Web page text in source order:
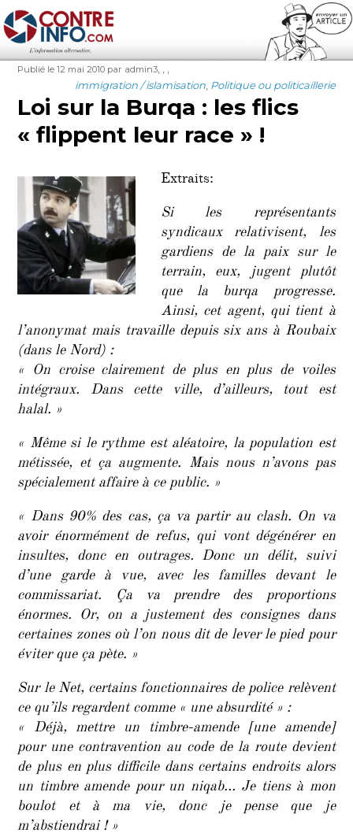
Contre-Info
Publié
Publié le 12 mai 2010 Auteur
par admin3
Catégories
immigration / islamisation, Politique ou politicaillerie
Étiquettes
Loi sur la Burqa : les flics
« flippent leur race » !
Extraits:
Si les représentants
syndicaux relativisent, les
gardiens de la paix sur le
terrain, eux, jugent plutôt
que la burqa progresse.
Ainsi, cet agent, qui tient à
l’anonymat mais travaille depuis six ans à Roubaix
(dans le Nord) :
« On croise clairement de plus en plus de voiles
intégraux. Dans cette ville, d’ailleurs, tout est
halal. »
« Même si le rythme est aléatoire, la population est
métissée, et ça augmente. Mais nous n’avons pas
spécialement affaire à ce public. »
« Dans 90% des cas, ça va partir au clash. On va
avoir énormément de refus, qui vont dégénérer en
insultes, donc en outrages. Donc un délit, suivi
d’une garde à vue, avec les familles devant le
commissariat. Ça va prendre des proportions
énormes. Or, on a justement des consignes dans
certaines zones où l’on nous dit de lever le pied pour
éviter que ça pète. »
Sur le Net, certains fonctionnaires de police relèvent
ce qu’ils regardent comme « une absurdité » :
« Déjà, mettre un timbre-amende [une amende]
pour une contravention au code de la route devient
de plus en plus difficile dans certains endroits alors
un timbre amende pour un niqab… Je tiens à mon
boulot et à ma vie, donc je pense que je
m’abstiendrai ! »